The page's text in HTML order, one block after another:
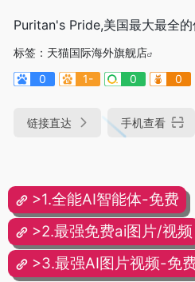
Puritan's Pride,美国最大最全
标签： 天猫国际海外旗舰店
0
1- 0 0
链接直达 手机查看
>1.全能AI智能体-免费
>2.最强免费ai图片/视频
>3.最强AI图片视频-免